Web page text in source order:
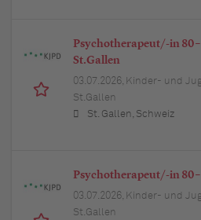
Psychotherapeut/-in 80
St.Gallen
03.07.2026, Kinder- und
St.Gallen
St. Gallen, Schweiz
Psychotherapeut/-in 80
03.07.2026, Kinder- und
St.Gallen